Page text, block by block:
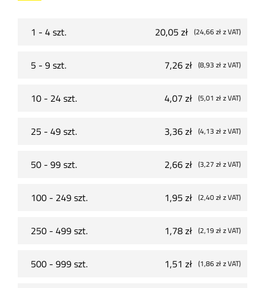
1 - 4 szt. 20,05 zł (24,66 złz VAT)
5 - 9 szt. 7,26 zł (8,93 złz VAT)
10 - 24 szt. 4,07 zł (5,01 złz VAT)
25 - 49 szt. 3,36 zł (4,13 złz VAT)
50 - 99 szt. 2,66 zł (3,27 złz VAT)
100 - 249 szt. 1,95 zł (2,40 złz VAT)
250 - 499 szt. 1,78 zł (2,19 złz VAT)
500 - 999 szt. 1,51 zł (1,86 złz VAT)